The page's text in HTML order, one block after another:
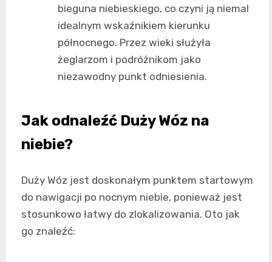
bieguna niebieskiego, co czyni ją niemal
idealnym wskaźnikiem kierunku
północnego. Przez wieki służyła
żeglarzom i podróżnikom jako
niezawodny punkt odniesienia.
Jak odnaleźć Duży Wóz na
niebie?
Duży Wóz jest doskonałym punktem startowym
do nawigacji po nocnym niebie, ponieważ jest
stosunkowo łatwy do zlokalizowania. Oto jak
go znaleźć: